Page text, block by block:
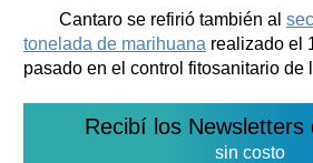
Cantaro se refirió también al
tonelada de marihuana realizado el
pasado en el control fitosanitario de
Recibí los Newsletters
sin costo